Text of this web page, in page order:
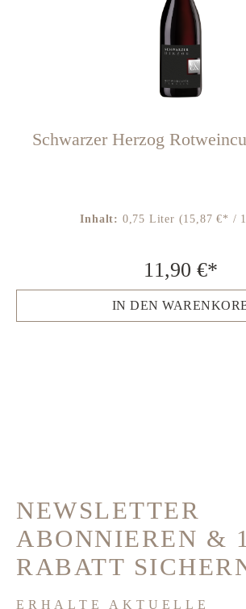
Schwarzer Herzog
Inhalt: 0,75 Liter (15,87 €* /
11,90 €*
IN DEN
NEWSLETTER
ABONNIEREN &
RABATT
ERHALTE AKTUELLE